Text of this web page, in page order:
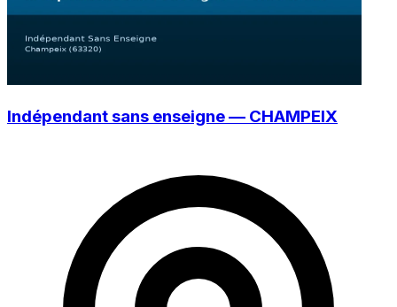
Indépendant sans enseigne — CHAMPEIX